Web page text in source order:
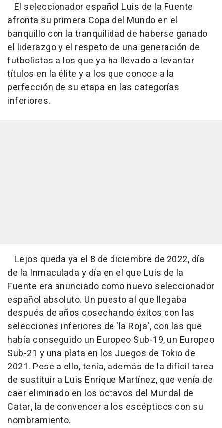
El seleccionador español Luis de la Fuente
afronta su primera Copa del Mundo en el
banquillo con la tranquilidad de haberse ganado
el liderazgo y el respeto de una generación de
futbolistas a los que ya ha llevado a levantar
títulos en la élite y a los que conoce a la
perfección de su etapa en las categorías
inferiores.
Lejos queda ya el 8 de diciembre de 2022, día
de la Inmaculada y día en el que Luis de la
Fuente era anunciado como nuevo seleccionador
español absoluto. Un puesto al que llegaba
después de años cosechando éxitos con las
selecciones inferiores de 'la Roja', con las que
había conseguido un Europeo Sub-19, un Europeo
Sub-21 y una plata en los Juegos de Tokio de
2021. Pese a ello, tenía, además de la difícil tarea
de sustituir a Luis Enrique Martínez, que venía de
caer eliminado en los octavos del Mundal de
Catar, la de convencer a los escépticos con su
nombramiento.